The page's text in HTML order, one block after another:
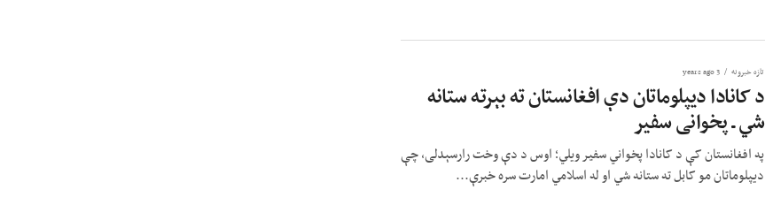
تازه خبرونه 3 years ago
د کانادا دیپلوماتان دې افغانستان ته بېرته ستانه
شي ـ پخوانی سفیر
په افغانستان کې د کانادا پخواني سفیر ویلي؛ اوس د دې وخت رارسېدلی، چې
دیپلوماتان مو کابل ته ستانه شي او له اسلامي امارت سره خبرې...